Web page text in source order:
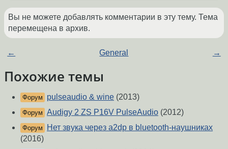
Вы не можете добавлять комментарии в эту тему. Тема
перемещена в архив.
← General →
Похожие темы
Форум pulseaudio & wine (2013)
Форум Audigy 2 ZS P16V PulseAudio (2012)
Форум
Нет звука через a2dp в bluetooth-наушниках
(2016)